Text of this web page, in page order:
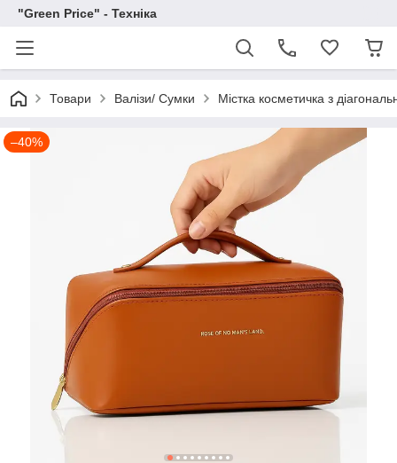
"Green Price" - Техніка
Товари Валізи/ Сумки Містка косметичка з
–40%